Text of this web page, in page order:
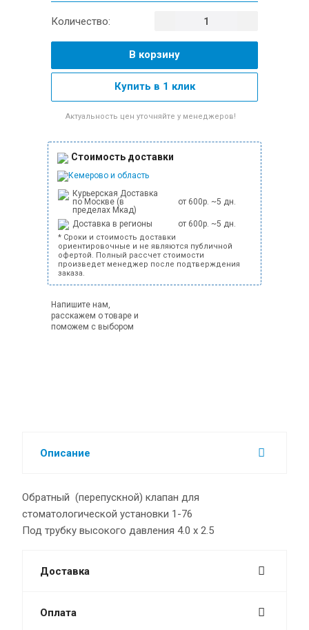
Количество:
В корзину
Купить в 1 клик
Актуальность цен уточняйте у менеджеров!
Стоимость доставки
Кемерово и область
Курьерская Доставка
по Москве (в
пределах Мкад)
от 600р. ~5 дн.
Доставка в регионы от 600р. ~5 дн.
* Сроки и стоимость доставки
ориентировочные и не являются публичной
офертой. Полный рассчет стоимости
произведет менеджер после подтверждения
заказа.
Напишите нам,
расскажем о товаре и
поможем с выбором
Описание
Обратный (перепускной) клапан для
стоматологической установки 1-76
Под трубку высокого давления 4.0 х 2.5
Доставка
Оплата